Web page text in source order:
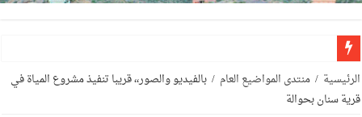
الرئيسية / منتدى المواضيع العام / بالفيديو والصور،، قريبا تنفيذ مشروع المياة في
قرية سنان بحوالة